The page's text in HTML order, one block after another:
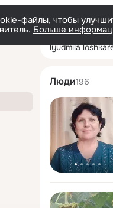
файлы, чтобы
Больше
lyudmila
Люди196